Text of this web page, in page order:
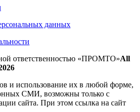
данных
ответственностью «ПРОМТО»All
и использование их в любой форме,
СМИ, возможны только c
сайта. При этом ссылка на сайт